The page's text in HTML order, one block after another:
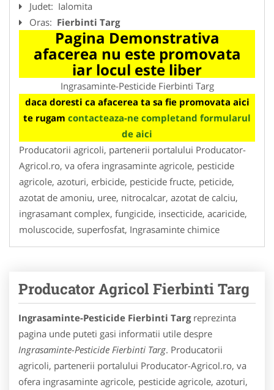
Judet: Ialomita
Oras: Fierbinti Targ
Pagina Demonstrativa
afacerea nu este promovata
iar locul este liber
Ingrasaminte-Pesticide Fierbinti Targ
daca doresti ca afacerea ta sa fie promovata aici
te rugam contacteaza-ne completand formularul
de aici
Producatorii agricoli, partenerii portalului Producator-
Agricol.ro, va ofera ingrasaminte agricole, pesticide
agricole, azoturi, erbicide, pesticide fructe, peticide,
azotat de amoniu, uree, nitrocalcar, azotat de calciu,
ingrasamant complex, fungicide, insecticide, acaricide,
moluscocide, superfosfat, Ingrasaminte chimice
Producator Agricol Fierbinti Targ
Ingrasaminte-Pesticide Fierbinti Targreprezinta
pagina unde puteti gasi informatii utile despre
Ingrasaminte-Pesticide Fierbinti Targ. Producatorii
agricoli, partenerii portalului Producator-Agricol.ro, va
ofera ingrasaminte agricole, pesticide agricole, azoturi,